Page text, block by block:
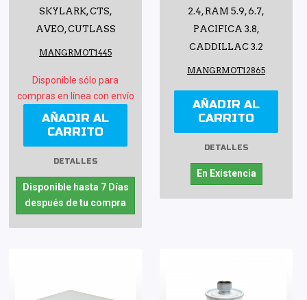
SKYLARK, CTS,
AVEO, CUTLASS
MANGRMOT1445
Disponible sólo para
compras en línea con envío
AÑADIR AL
CARRITO
DETALLES
Disponible hasta 7 Días
después de tu compra
2.4, RAM 5.9, 6.7,
PACIFICA 3.8,
CADDILLAC 3.2
MANGRMOT12865
AÑADIR AL
CARRITO
DETALLES
En Existencia